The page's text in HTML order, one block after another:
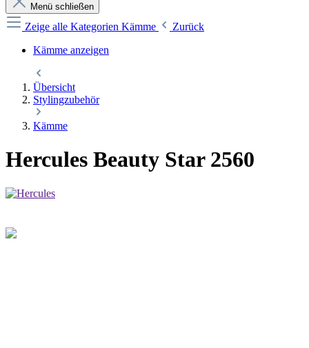
Menü schließen
Zeige alle Kategorien Kämme
Zurück
Kämme anzeigen
Übersicht
Stylingzubehör
Kämme
Hercules Beauty Star 2560